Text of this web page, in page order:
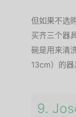
但如果不选
买齐三个器
碗是用来清
13cm）的器
9.